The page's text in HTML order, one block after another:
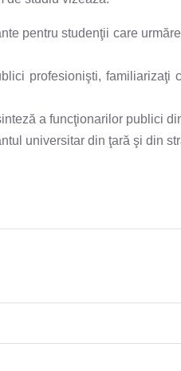
pentru studenţii care
profesionişti,
a funcţionarilor publici
universitar din ţară şi din